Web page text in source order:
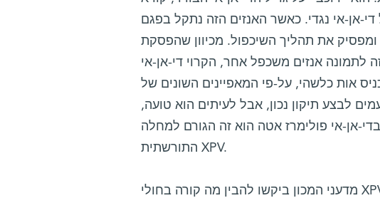
די-אן-אי נגדי. כאשר האנזים הזה נתקל בפגם
את תהליך השיכפול. מכיוון שהפסקת
לתמונה אנזים משכפל אחר, הקרוי די-אן-אי
אות כלשהי, על-פי המאפיינים השונים של
לבצע תיקון נכון, אבל לעיתים הוא טועה,
בדי-אן-אי פולימרז אטה הוא זה הגורם למחלה
התורשתית XPV.
מדעני המכון ביקשו להבין מה קורה בחולי XPV, בהם חסר האנזים ה"פשרן" הזה, המתמחה בעקיפת